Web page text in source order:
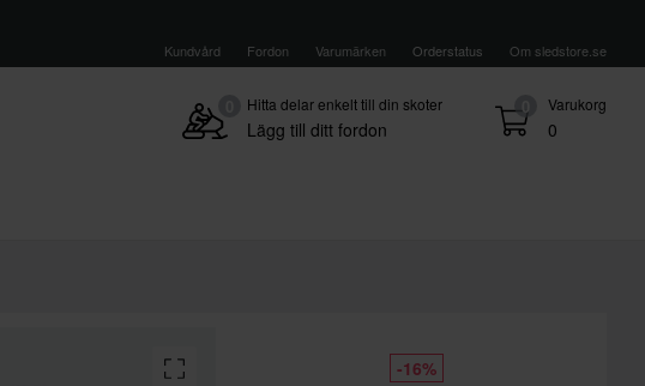
Kundvård Fordon Varumärken Orderstatus Om sledstore.se
0 Varukorg
0
Hitta delar enkelt till din skoter
Lägg till ditt fordon
-16%